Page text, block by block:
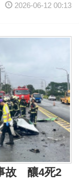
2026-06-12 00:13
故 釀4死2